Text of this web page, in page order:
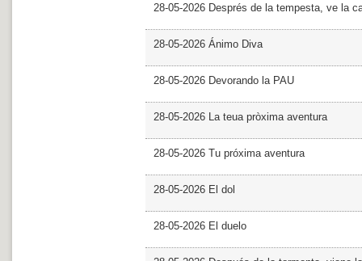
28-05-2026 Després de la tempesta, ve la
28-05-2026 Ánimo Diva
28-05-2026 Devorando la PAU
28-05-2026 La teua pròxima aventura
28-05-2026 Tu próxima aventura
28-05-2026 El dol
28-05-2026 El duelo